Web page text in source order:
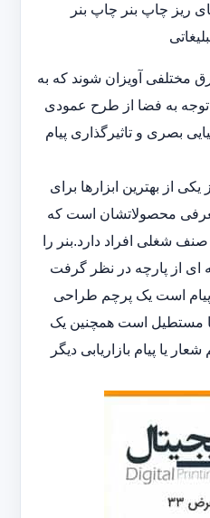
ریز چاپ بنر چاپ بنر
مختلفی آویزان شوند که به
توجه به فضا از طرح عمودی
بصری و تاثیرگذاری پیام
از بهترین ابزارها برای
محصولاتشان است که
شغلی افراد دارد.بنر را
ای از پارچه در نظر گرفت
پیام است یک پرچم طراحی
مستطیل است همچنین یک
یا پیام بازاریابی دیگر